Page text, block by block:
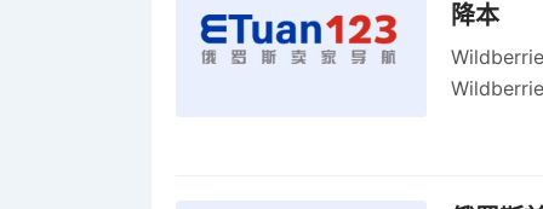
降本